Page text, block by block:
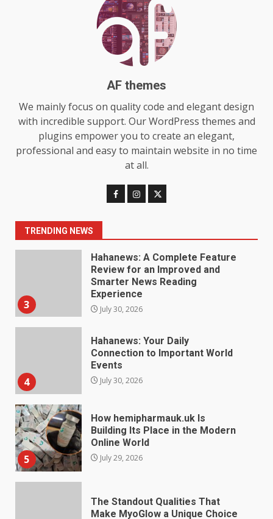
AF themes
We mainly focus on quality code and elegant design
with incredible support. Our WordPress themes and
plugins empower you to create an elegant,
professional and easy to maintain website in no time
at all.
TRENDING NEWS
Choosing a Portable Power
Station for Camping: Key
Features and Buying Tips
1
Baking Soda Trick for Weight
Loss: The Truthful Guide to
Understanding Its Benefits and
Limits
August 4, 2026
2
Digital Product Passport
Consultants Ranked for Tech
August 3, 2026
3
Hahanews: A Complete Feature
Review for an Improved and
Smarter News Reading
Experience
July 30, 2026
4
Hahanews: Your Daily
Connection to Important World
Events
July 30, 2026
5
How hemipharmauk.uk Is
Building Its Place in the Modern
Online World
July 29, 2026
The Standout Qualities That
Make MyoGlow a Unique Choice